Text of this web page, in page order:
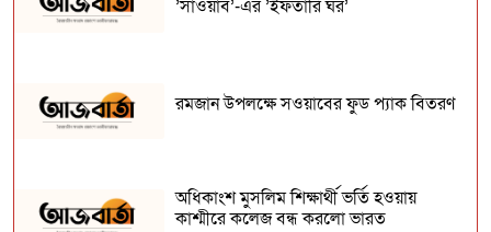
যেসব দেশে ৬ জুন ও যেসব দেশে ৭ জুন ঈদুল
’সাওয়াব’-এর ’ইফতারি ঘর’
রমজান উপলক্ষে সওয়াবের ফুড প্যাক বিতরণ
অধিকাংশ মুসলিম শিক্ষার্থী ভর্তি হওয়ায়
কাশ্মীরে কলেজ বন্ধ করলো ভারত